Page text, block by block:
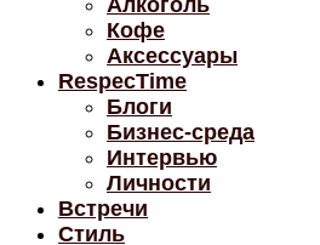
Алкоголь
Кофе
Аксессуары
RespecTime
Блоги
Бизнес-среда
Интервью
Личности
Встречи
Стиль